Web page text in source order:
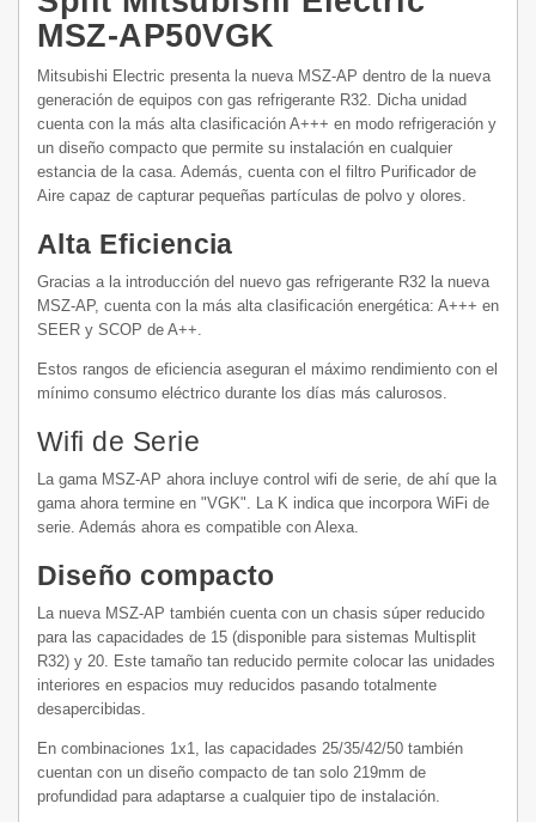
MSZ-AP50VGK
Mitsubishi Electric presenta la nueva MSZ-AP dentro de la nueva
generación de equipos con gas refrigerante R32. Dicha unidad
cuenta con la más alta clasificación A+++ en modo refrigeración y
un diseño compacto que permite su instalación en cualquier
estancia de la casa. Además, cuenta con el filtro Purificador de
Aire capaz de capturar pequeñas partículas de polvo y olores.
Alta Eficiencia
Gracias a la introducción del nuevo gas refrigerante R32 la nueva
MSZ-AP, cuenta con la más alta clasificación energética: A+++ en
SEER y SCOP de A++.
Estos rangos de eficiencia aseguran el máximo rendimiento con el
mínimo consumo eléctrico durante los días más calurosos.
Wifi de Serie
La gama MSZ-AP ahora incluye control wifi de serie, de ahí que la
gama ahora termine en "VGK". La K indica que incorpora WiFi de
serie. Además ahora es compatible con Alexa.
Diseño compacto
La nueva MSZ-AP también cuenta con un chasis súper reducido
para las capacidades de 15 (disponible para sistemas Multisplit
R32) y 20. Este tamaño tan reducido permite colocar las unidades
interiores en espacios muy reducidos pasando totalmente
desapercibidas.
En combinaciones 1x1, las capacidades 25/35/42/50 también
cuentan con un diseño compacto de tan solo 219mm de
profundidad para adaptarse a cualquier tipo de instalación.